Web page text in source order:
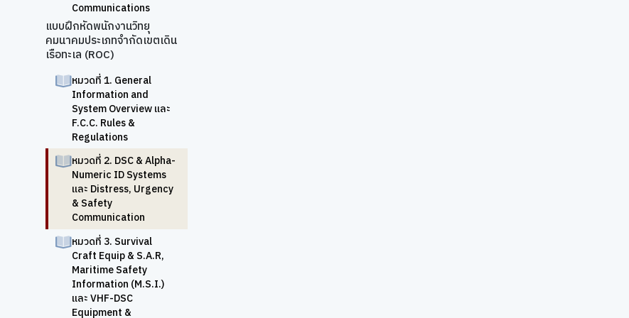
Communications
แบบฝึกหัดพนักงานวิทยุ
คมนาคมประเภทจำกัดเขตเดิน
เรือทะเล (ROC)
หมวดที่ 1. General
Information and
System Overview และ
F.C.C. Rules &
Regulations
หมวดที่ 2. DSC & Alpha-
Numeric ID Systems
และ Distress, Urgency
& Safety
Communication
หมวดที่ 3. Survival
Craft Equip & S.A.R,
Maritime Safety
Information (M.S.I.)
และ VHF-DSC
Equipment &